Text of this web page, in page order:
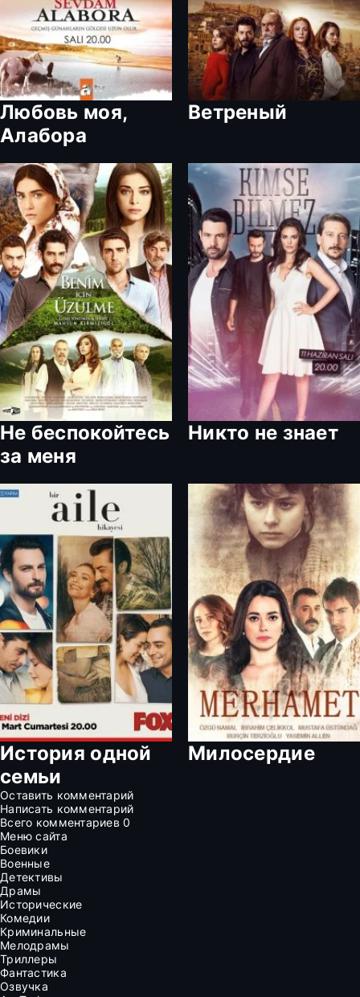
Любовь моя,
Алабора
Ветреный
Не беспокойтесь
за меня
Никто не знает
История одной
семьи
Милосердие
Оставить комментарий
Написать комментарий
Всего комментариев0
Меню сайта
Боевики
Военные
Детективы
Драмы
Исторические
Комедии
Криминальные
Мелодрамы
Триллеры
Фантастика
Озвучка